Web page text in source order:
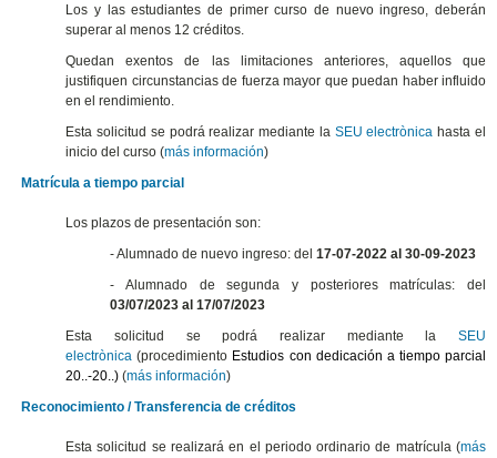
Los y las estudiantes de primer curso de nuevo ingreso, deberán
superar al menos 12 créditos.
Quedan exentos de las limitaciones anteriores, aquellos que
justifiquen circunstancias de fuerza mayor que puedan haber influido
en el rendimiento.
Esta solicitud se podrá realizar mediante la SEU electrònica hasta el
inicio del curso (más información)
Matrícula a tiempo parcial
Los plazos de presentación son:
- Alumnado de nuevo ingreso: del17-07-2022 al 30-09-2023
- Alumnado de segunda y posteriores matrículas: del
03/07/2023 al 17/07/2023
Esta solicitud se podrá realizar mediante laSEU
electrònica (procedimiento Estudios con dedicación a tiempo parcial
20..-20..)(más información)
Reconocimiento / Transferencia de créditos
Esta solicitud se realizará en el periodo ordinario de matrícula (más